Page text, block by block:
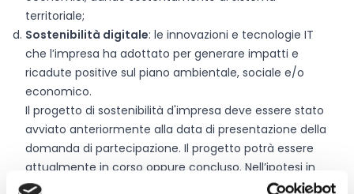
territoriale;
Sostenibilità digitale: le innovazioni e tecnologie IT
che l’impresa ha adottato per generare impatti e
ricadute positive sul piano ambientale, sociale e/o
economico.
Il progetto di sostenibilità d'impresa deve essere stato
avviato anteriormente alla data di presentazione della
domanda di partecipazione. Il progetto potrà essere
attualmente in corso oppure concluso. Nell’ipotesi in
cui il progetto si sia già concluso, la data di avvio non